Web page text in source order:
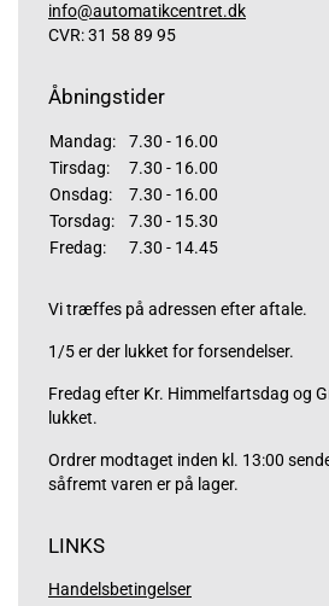
info@automatikcentret.dk
CVR: 31 58 89 95
Åbningstider
Mandag:
7.30 - 16.00
Tirsdag:
7.30 - 16.00
Onsdag:
7.30 - 16.00
Torsdag:
7.30 - 15.30
Fredag:
7.30 - 14.45
Vi træffes på adressen efter aftale.
1/5 er der lukket for forsendelser.
Fredag efter Kr. Himmelfartsdag og
lukket.
Ordrer modtaget inden kl. 13:00
såfremt varen er på lager.
LINKS
Handelsbetingelser